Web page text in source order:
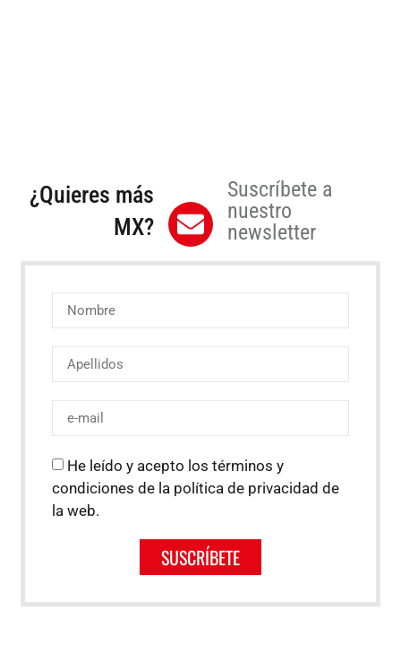
¿Quieres más
MX?
Suscríbete a
nuestro
newsletter
He leído y acepto los términos y
condiciones de la política de privacidad de
la web.
SUSCRÍBETE